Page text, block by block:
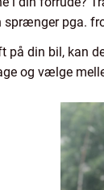
sprænger pga.
på din bil, kan
og vælge